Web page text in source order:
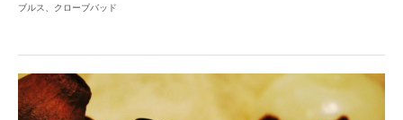
ブルス、クローブバッド